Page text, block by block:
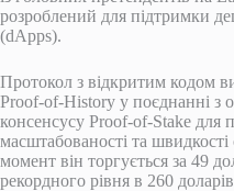
розроблений для підтримки
(dApps).
Протокол з відкритим кодом
Proof-of-History у поєднанні з
консенсусу Proof-of-Stake для
масштабованості та
момент він торгується за 49
рекордного рівня в 260